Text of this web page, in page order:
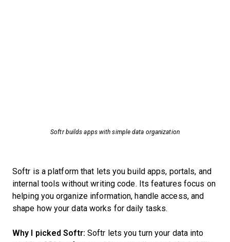
Softr builds apps with simple data organization
Softr is a platform that lets you build apps, portals, and
internal tools without writing code. Its features focus on
helping you organize information, handle access, and
shape how your data works for daily tasks.
Why I picked Softr: Softr lets you turn your data into